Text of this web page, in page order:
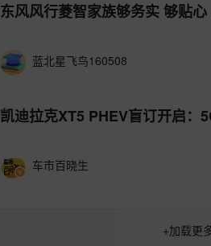
东风风行菱智家族够务实 够贴
蓝北星飞鸟160508
凯迪拉克XT5 PHEV盲订开启：
车市百晓生
+加载更